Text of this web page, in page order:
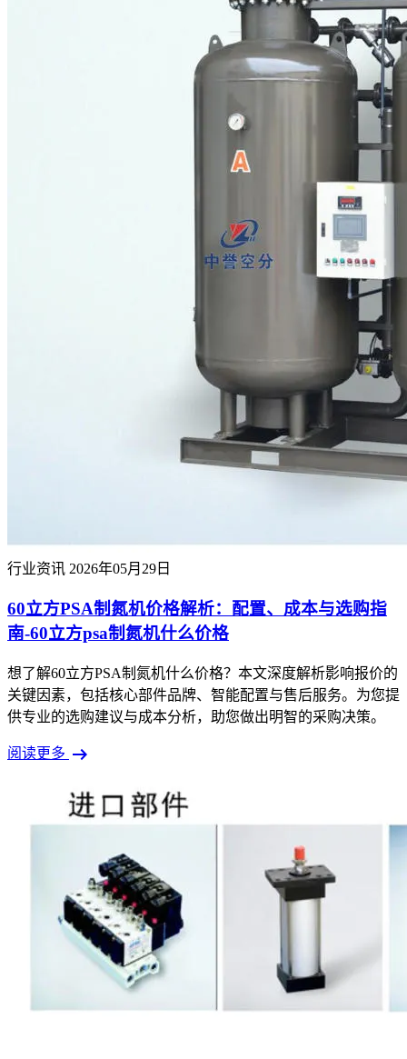
行业资讯 2026年05月29日
60立方PSA制氮机价格解析：配置、成本与选购指
南-60立方psa制氮机什么价格
想了解60立方PSA制氮机什么价格？本文深度解析影响报价的
关键因素，包括核心部件品牌、智能配置与售后服务。为您提
供专业的选购建议与成本分析，助您做出明智的采购决策。
阅读更多 arrow_right_alt